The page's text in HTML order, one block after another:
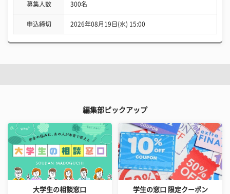
募集人数 300名
申込締切 2026年08月19日(水) 15:00
編集部ピックアップ
大学生の相談窓口 学生の窓口 限定クーポン